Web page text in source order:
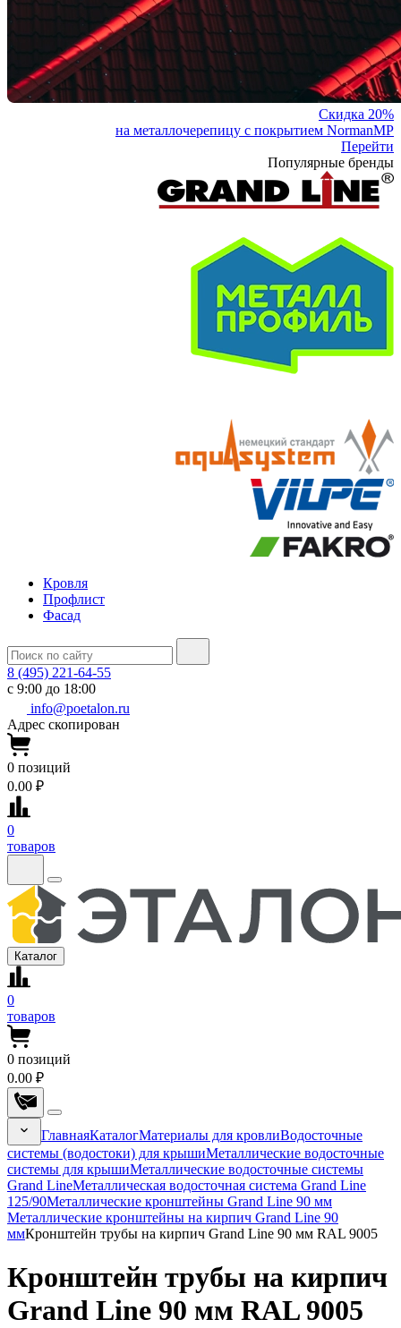
Скидка 20%
на металлочерепицу с покрытием NormanMP
Перейти
Популярные бренды
Кровля
Профлист
Фасад
8 (495) 221-64-55
с 9:00 до 18:00
info@poetalon.ru
Адрес скопирован
0 позиций
0.00 ₽
0
товаров
Каталог
0
товаров
0 позиций
0.00 ₽
ГлавнаяКаталогМатериалы для кровлиВодосточные
системы (водостоки) для крышиМеталлические водосточные
системы для крышиМеталлические водосточные системы
Grand LineМеталлическая водосточная система Grand Line
125/90Металлические кронштейны Grand Line 90 мм
Металлические кронштейны на кирпич Grand Line 90
ммКронштейн трубы на кирпич Grand Line 90 мм RAL 9005
Кронштейн трубы на кирпич
Grand Line 90 мм RAL 9005